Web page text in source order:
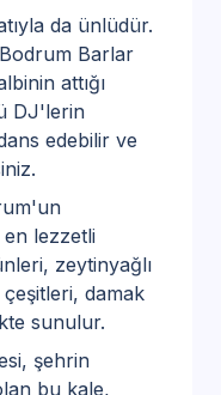
da ünlüdür.
Barlar
attığı
DJ'lerin
edebilir ve
en lezzetli
zeytinyağlı
damak
sunulur.
şehrin
bu kale,